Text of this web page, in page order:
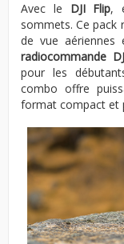
Avec le DJI Flip,
sommets. Ce pack
de vue aériennes
radiocommande
pour les
combo offre
format compact et